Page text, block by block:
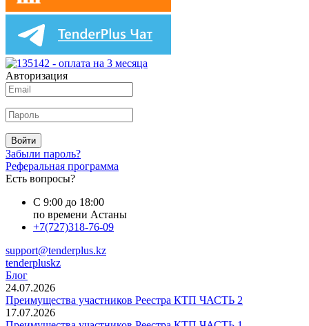
Авторизация
Войти
Забыли пароль?
Реферальная программа
Есть вопросы?
С 9:00 до 18:00
по времени Астаны
+7(727)318-76-09
support@tenderplus.kz
tenderpluskz
Блог
24.07.2026
Преимущества участников Реестра КТП ЧАСТЬ 2
17.07.2026